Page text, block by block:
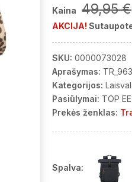
Kaina 49,95 €
AKCIJA!
SKU: 0000073028
Aprašymas:
Kategorijos:
Pasiūlymai: TOP
Prekės ženklas:
Spalva: